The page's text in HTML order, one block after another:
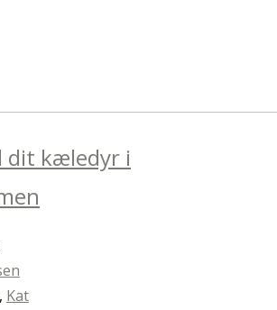
dit kæledyr i
, Kat